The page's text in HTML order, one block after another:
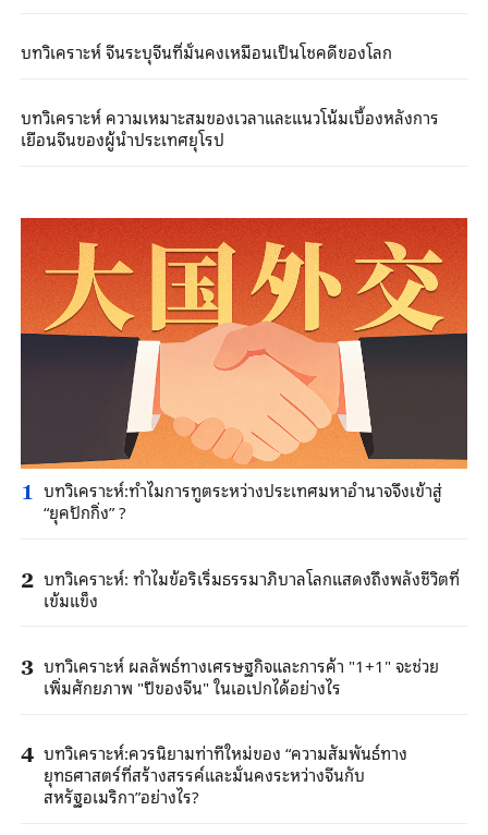
บทวิเคราะห์ จีนระบุจีนที่มั่นคงเหมือนเป็นโชคดีของโลก
บทวิเคราะห์ ความเหมาะสมของเวลาและแนวโน้มเบื้องหลังการ
เยือนจีนของผู้นำประเทศยุโรป
1 บทวิเคราะห์:ทำไมการทูตระหว่างประเทศมหาอำนาจจึงเข้าสู่
“ยุคปักกิ่ง” ?
2 บทวิเคราะห์: ทำไมข้อริเริ่มธรรมาภิบาลโลกแสดงถึงพลังชีวิตที่
เข้มแข็ง
3 บทวิเคราะห์ ผลลัพธ์ทางเศรษฐกิจและการค้า "1+1" จะช่วย
เพิ่มศักยภาพ "ปีของจีน" ในเอเปกได้อย่างไร
4 บทวิเคราะห์:ควรนิยามท่าทีใหม่ของ “ความสัมพันธ์ทาง
ยุทธศาสตร์ที่สร้างสรรค์และมั่นคงระหว่างจีนกับ
สหรัฐอเมริกา”อย่างไร?